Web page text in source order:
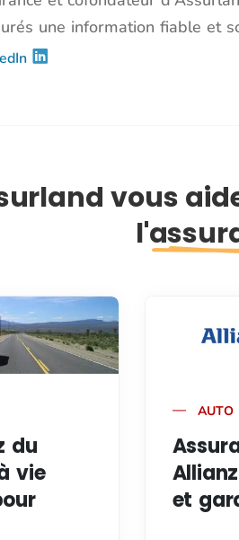
une information fiable et
vous
du
vie
AUTO
et